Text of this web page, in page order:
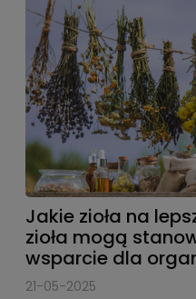
Jakie zioła na
zioła mogą
wsparcie dla
21-05-2025